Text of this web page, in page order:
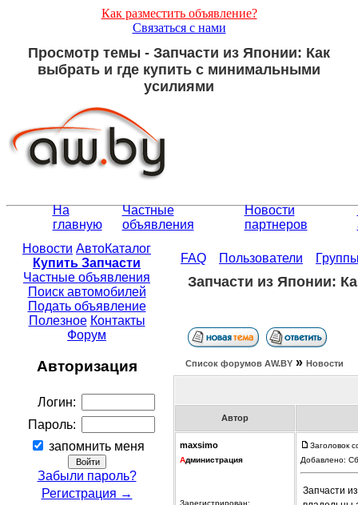
Как разместить объявление?
Связаться с нами
Просмотр темы - Запчасти из Японии: Как
выбрать и где купить с минимальными
усилиями
На
главную
Частные
объявления
Новости
партнеров
Новости АвтоКаталог
Купить Запчасти
Частные объявления
Поиск автомобилей
Подать объявление
Полезное Контакты
Форум
Авторизация
Логин:
Пароль:
запомнить меня
Забыли пароль?
Регистрация →
FAQ Пользователи
Запчасти из Японии:
Список форумов АW.BY » Новости
Автор
maxsimo
Администрация
Зарегистрирован:
Заголовок
Добавлено:
Запчасти